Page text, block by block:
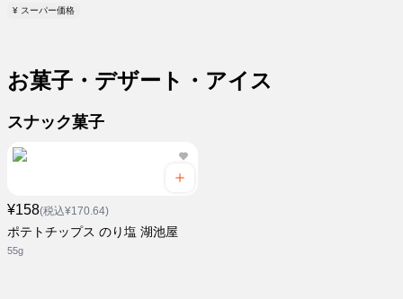
¥ スーパー価格
お菓子・デザート・アイス
スナック菓子
¥158(税込¥170.64)
ポテトチップス のり塩 湖池屋
55g